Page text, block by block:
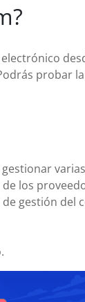
probar
los
gestión del